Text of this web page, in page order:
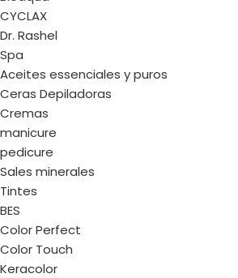
CYCLAX
Dr. Rashel
Spa
Aceites essenciales y puros
Ceras Depiladoras
Cremas
manicure
pedicure
Sales minerales
Tintes
BES
Color Perfect
Color Touch
Keracolor